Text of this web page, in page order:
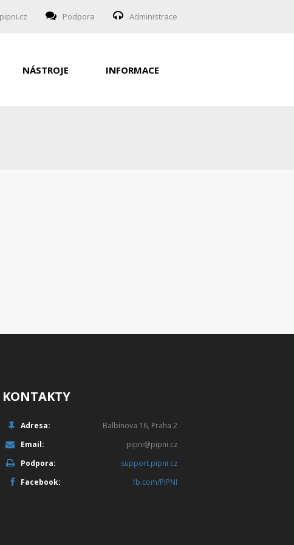
Podpora Administrace
NÁSTROJE INFORMACE
KONTAKTY
Adresa:
Balbínova 16, Praha 2
Email:
pipni@pipni.cz
Podpora:
support.pipni.cz
Facebook:
fb.com/PIPNI